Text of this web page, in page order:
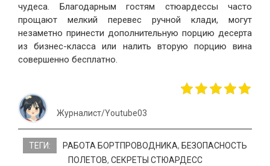
чудеса. Благодарным гостям стюардессы часто
прощают мелкий перевес ручной клади, могут
незаметно принести дополнительную порцию десерта
из бизнес-класса или налить вторую порцию вина
совершенно бесплатно.
Журналист/Youtube03
ТЕГИ: РАБОТА БОРТПРОВОДНИКА, БЕЗОПАСНОСТЬ
ПОЛЕТОВ, СЕКРЕТЫ СТЮАРДЕСС